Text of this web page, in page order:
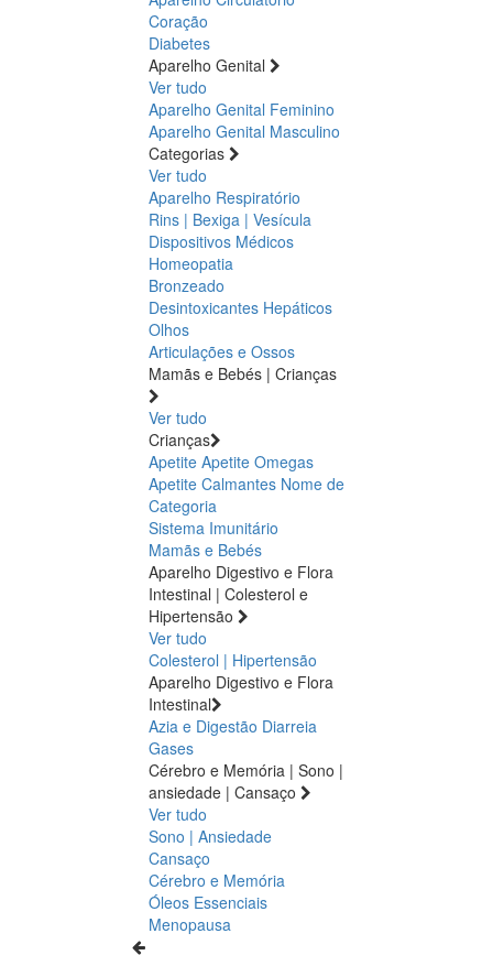
Coração
Diabetes
Aparelho Genital
Ver tudo
Aparelho Genital Feminino
Aparelho Genital Masculino
Categorias
Ver tudo
Aparelho Respiratório
Rins | Bexiga | Vesícula
Dispositivos Médicos
Homeopatia
Bronzeado
Desintoxicantes Hepáticos
Olhos
Articulações e Ossos
Mamãs e Bebés | Crianças
Ver tudo
Crianças
Apetite Apetite Omegas
Apetite Calmantes Nome de
Categoria
Sistema Imunitário
Mamãs e Bebés
Aparelho Digestivo e Flora
Intestinal | Colesterol e
Hipertensão
Ver tudo
Colesterol | Hipertensão
Aparelho Digestivo e Flora
Intestinal
Azia e Digestão Diarreia
Gases
Cérebro e Memória | Sono |
ansiedade | Cansaço
Ver tudo
Sono | Ansiedade
Cansaço
Cérebro e Memória
Óleos Essenciais
Menopausa